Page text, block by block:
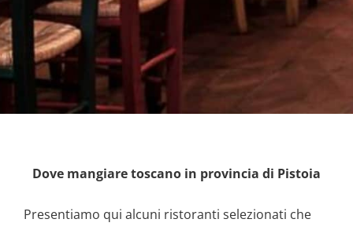
Dove mangiare toscano in provincia di Pistoia
Presentiamo qui alcuni ristoranti selezionati che